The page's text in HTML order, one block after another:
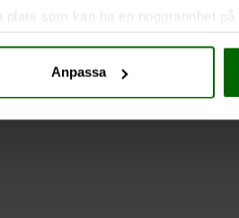
plats som kan ha en noggrannhet
den för specifika kännetecken
cookie-förklaringen.
och annonserna till
även sådana identifierare
Anpassa